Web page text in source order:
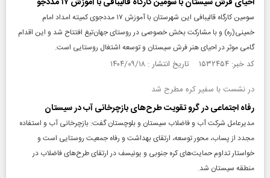
سومین کارگاه قالیبافی این شهرستان با آموزش ۱۷ مددجوی کمیته امداد امام
خمینی(ره) و با مشارکت بخش خصوصی در روستای جهان‌تیغ افتتاح شد و این اقدام
گامی موثر در احیای هنر فرش سیستان و توسعه اشتغال روستایی است.
کد خبر: ۱۵۳۲۴۵۴ تاریخ انتشار : ۱۴۰۴/۰۹/۱۸
در نشست با سفیر کره مطرح شد
رفاه اجتماعی در گرو تقویت طرح‌های بازچرخانی آب در سیستان
مدیرعامل شرکت آب و فاضلاب سیستان و بلوچستان گفت: بازچرخانی آب و استفاده
مجدد از پساب، محور توسعه، ارتقای بهداشت و رفاه جمعیت روستایی است و
خواستار تداوم حمایت‌های کره جنوبی و یونیسف در ارتقای طرح‌های فاضلاب در
منطقه سیستان شد.